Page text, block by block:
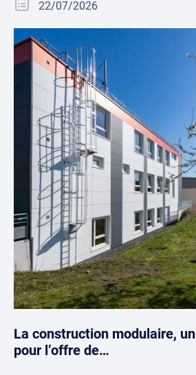
22/07/2026
La construction modulaire,
pour l’offre de…